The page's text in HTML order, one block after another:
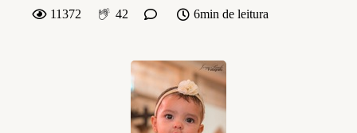
11372 42 6min de leitura